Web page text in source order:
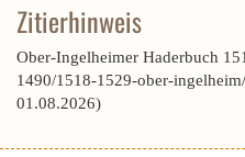
Zitierhinweis
Ober-Ingelheimer Haderbuch
1490/1518-1529-ober-
01.08.2026)